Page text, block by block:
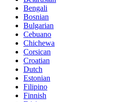
Bengali
Bosnian
Bulgarian
Cebuano
Chichewa
Corsican
Croatian
Dutch
Estonian
Filipino
Finnish